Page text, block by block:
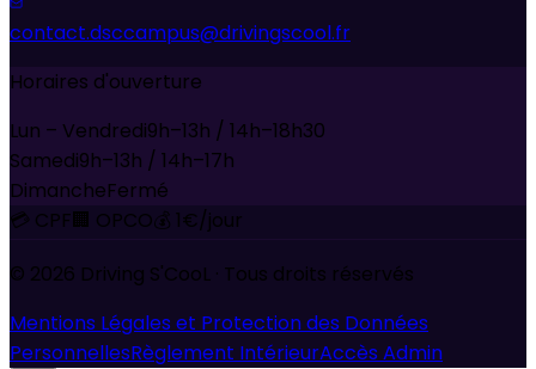
contact.dsccampus@drivingscool.fr
Horaires d'ouverture
Lun – Vendredi9h–13h / 14h–18h30
Samedi9h–13h / 14h–17h
DimancheFermé
💳 CPF🏢 OPCO💰 1€/jour
© 2026 Driving S'CooL · Tous droits réservés
Mentions Légales et Protection des Données
PersonnellesRèglement IntérieurAccès Admin